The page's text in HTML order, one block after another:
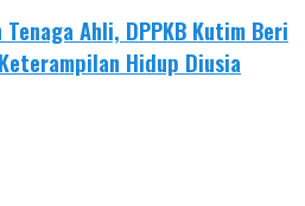
Ahli, DPPKB Kutim Beri
Hidup Diusia